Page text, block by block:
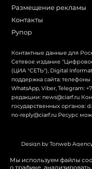
Размещение рекламы
Контакты
Рупор
Контактные данные для
Сетевое издание
(ЦИА "СЕТЬ"), Digital
поддержка сайта: телефоны
WhatsApp, Viber, Telegram:
редакции: news@ciarf.ru
государственных органов:
no-reply@ciarf.ru Ресурс
Design by Tonweb
Политика
Мы используем файлы
о трафике,